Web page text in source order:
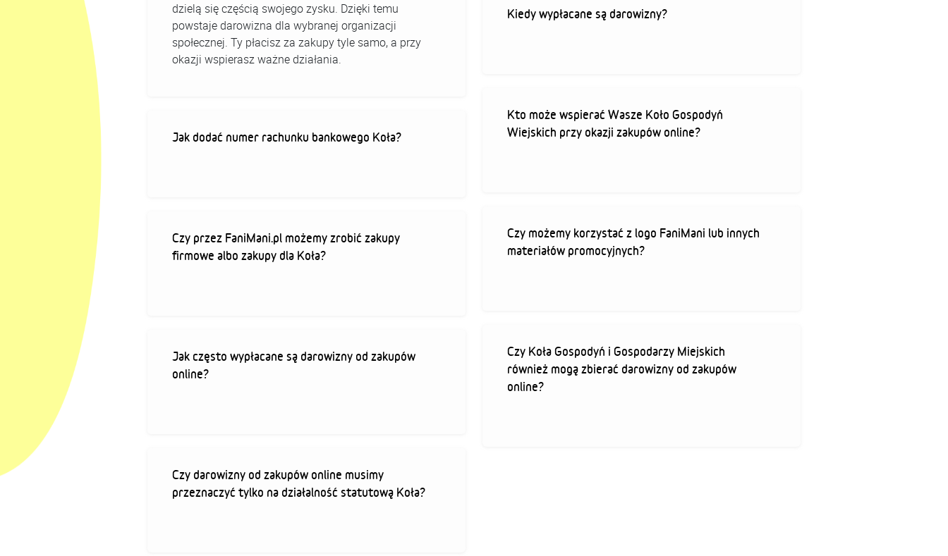
dzielą się częścią swojego zysku. Dzięki temu
powstaje darowizna dla wybranej organizacji
społecznej. Ty płacisz za zakupy tyle samo, a przy
okazji wspierasz ważne działania.
Jak dodać numer rachunku bankowego Koła?
Czy przez FaniMani.pl możemy zrobić zakupy
firmowe albo zakupy dla Koła?
Jak często wypłacane są darowizny od zakupów
online?
Czy darowizny od zakupów online musimy
przeznaczyć tylko na działalność statutową Koła?
Kiedy wypłacane są darowizny?
Kto może wspierać Wasze Koło Gospodyń
Wiejskich przy okazji zakupów online?
Czy możemy korzystać z logo FaniMani lub innych
materiałów promocyjnych?
Czy Koła Gospodyń i Gospodarzy Miejskich
również mogą zbierać darowizny od zakupów
online?